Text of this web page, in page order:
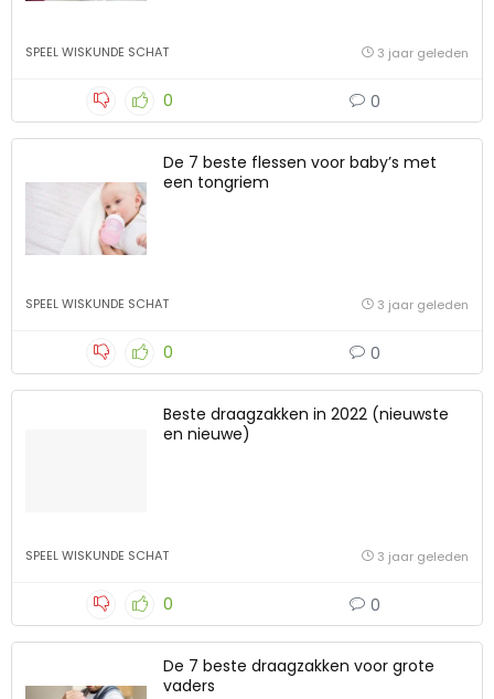
SPEEL WISKUNDE SCHAT 3 jaar geleden
0 0
De 7 beste flessen voor baby’s met
een tongriem
SPEEL WISKUNDE SCHAT 3 jaar geleden
0 0
Beste draagzakken in 2022 (nieuwste
en nieuwe)
SPEEL WISKUNDE SCHAT 3 jaar geleden
0 0
De 7 beste draagzakken voor grote
vaders